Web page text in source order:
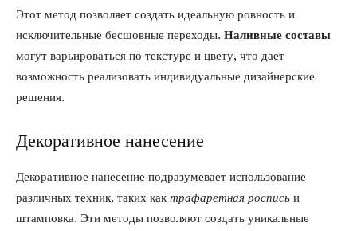
Этот метод позволяет создать идеальную ровность и
исключительные бесшовные переходы. Наливные составы
могут варьироваться по текстуре и цвету, что дает
возможность реализовать индивидуальные дизайнерские
решения.
Декоративное нанесение
Декоративное нанесение подразумевает использование
различных техник, таких кактрафаретная роспись и
штамповка. Эти методы позволяют создать уникальные